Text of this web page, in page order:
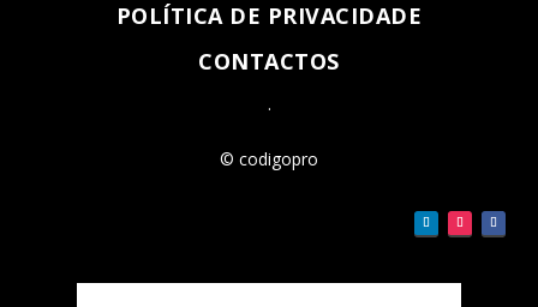
POLÍTICA DE PRIVACIDADE
CONTACTOS
.
© codigopro